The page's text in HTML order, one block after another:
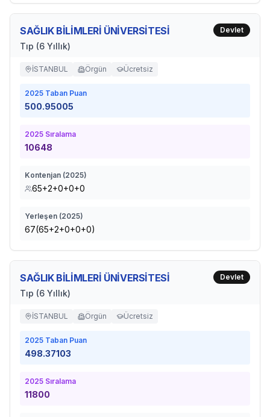
SAĞLIK BİLİMLERİ ÜNİVERSİTESİ
Tıp (6 Yıllık)
Devlet
İSTANBUL Örgün Ücretsiz
2025 Taban Puan
500.95005
2025 Sıralama
10648
Kontenjan (2025)
65+2+0+0+0
Yerleşen (2025)
67(65+2+0+0+0)
SAĞLIK BİLİMLERİ ÜNİVERSİTESİ
Tıp (6 Yıllık)
Devlet
İSTANBUL Örgün Ücretsiz
2025 Taban Puan
498.37103
2025 Sıralama
11800